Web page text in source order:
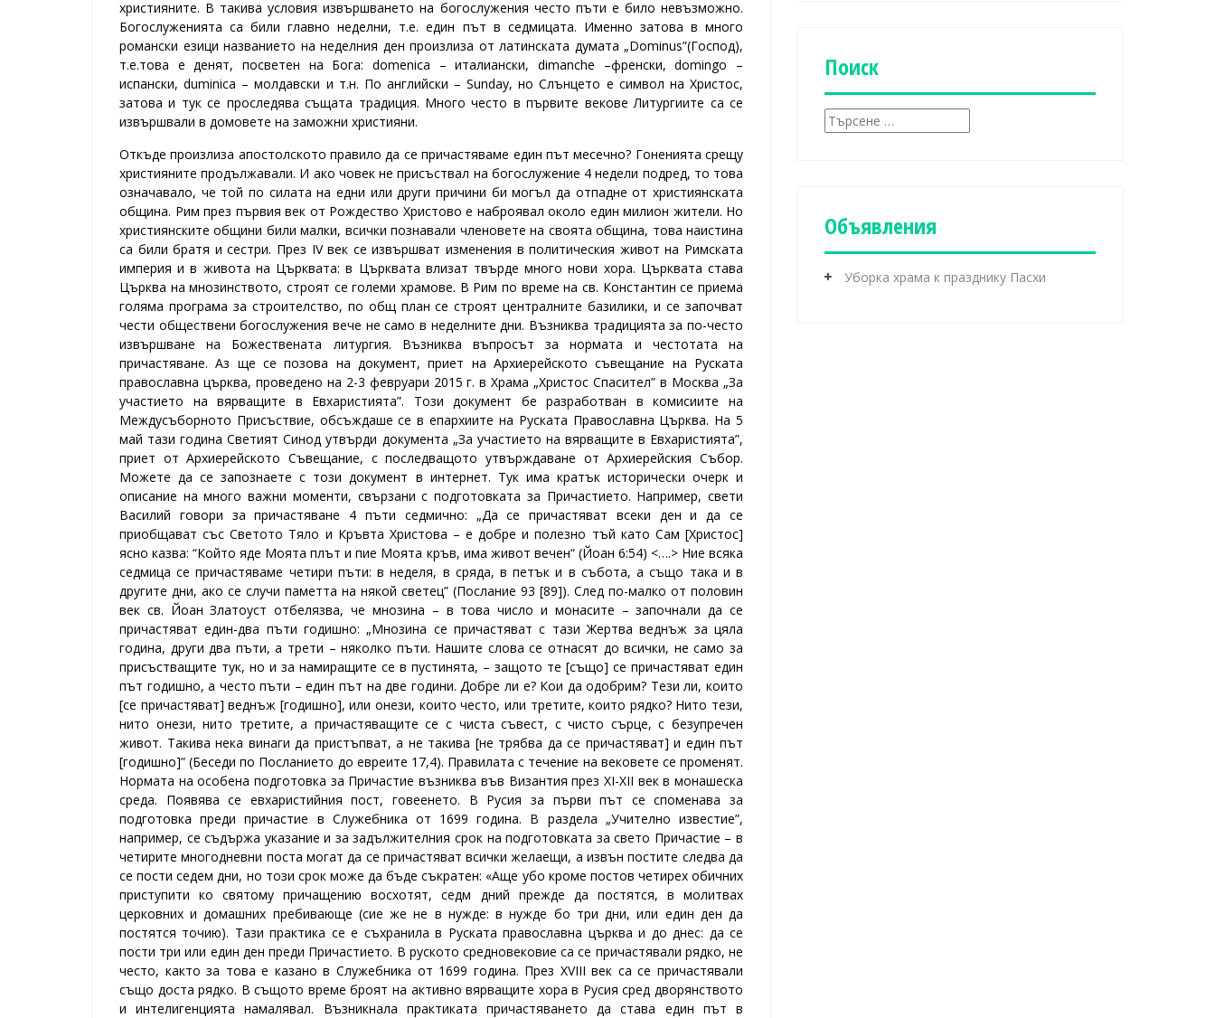
християните. В такива условия извършването на богослужения често пъти е било невъзможно.
Богослуженията са били главно неделни, т.е. един път в седмицата. Именно затова в много
романски езици названието на неделния ден произлиза от латинската думата „Dominus”(Господ),
т.е.това е денят, посветен на Бога: domenica – италиански, dimanche –френски, domingo –
испански, duminica – молдавски и т.н. По английски – Sunday, но Слънцето е символ на Христос,
затова и тук се проследява същата традиция. Много често в първите векове Литургиите са се
извършвали в домовете на заможни християни.
Откъде произлиза апостолското правило да се причастяваме един път месечно? Гоненията срещу
християните продължавали. И ако човек не присъствал на богослужение 4 недели подред, то това
означавало, че той по силата на едни или други причини би могъл да отпадне от християнската
община. Рим през първия век от Рождество Христово е наброявал около един милион жители. Но
християнските общини били малки, всички познавали членовете на своята община, това наистина
са били братя и сестри. През ІV век се извършват изменения в политическия живот на Римската
империя и в живота на Църквата: в Църквата влизат твърде много нови хора. Църквата става
Църква на мнозинството, строят се големи храмове. В Рим по време на св. Константин се приема
голяма програма за строителство, по общ план се строят централните базилики, и се започват
чести обществени богослужения вече не само в неделните дни. Възниква традицията за по-често
извършване на Божествената литургия. Възниква въпросът за нормата и честотата на
причастяване. Аз ще се позова на документ, приет на Архиерейското съвещание на Руската
православна църква, проведено на 2-3 февруари 2015 г. в Храма „Христос Спасител” в Москва „За
участието на вярващите в Евхаристията”. Този документ бе разработван в комисиите на
Междусъборното Присъствие, обсъждаше се в епархиите на Руската Православна Църква. На 5
май тази година Светият Синод утвърди документа „За участието на вярващите в Евхаристията”,
приет от Архиерейското Съвещание, с последващото утвърждаване от Архиерейския Събор.
Можете да се запознаете с този документ в интернет. Тук има кратък исторически очерк и
описание на много важни моменти, свързани с подготовката за Причастието. Например, свети
Василий говори за причастяване 4 пъти седмично: „Да се причастяват всеки ден и да се
приобщават със Светото Тяло и Кръвта Христова – е добре и полезно тъй като Сам [Христос]
ясно казва: “Който яде Моята плът и пие Моята кръв, има живот вечен“ (Йоан 6:54) <….> Ние всяка
седмица се причастяваме четири пъти: в неделя, в сряда, в петък и в събота, а също така и в
другите дни, ако се случи паметта на някой светец” (Послание 93 [89]). След по-малко от половин
век св. Йоан Златоуст отбелязва, че мнозина – в това число и монасите – започнали да се
причастяват един-два пъти годишно: „Мнозина се причастяват с тази Жертва веднъж за цяла
година, други два пъти, а трети – няколко пъти. Нашите слова се отнасят до всички, не само за
присъстващите тук, но и за намиращите се в пустинята, – защото те [също] се причастяват един
път годишно, а често пъти – един път на две години. Добре ли е? Кои да одобрим? Тези ли, които
[се причастяват] веднъж [годишно], или онези, които често, или третите, които рядко? Нито тези,
нито онези, нито третите, а причастяващите се с чиста съвест, с чисто сърце, с безупречен
живот. Такива нека винаги да пристъпват, а не такива [не трябва да се причастяват] и един път
[годишно]” (Беседи по Посланието до евреите 17,4). Правилата с течение на вековете се променят.
Нормата на особена подготовка за Причастие възниква във Византия през ХІ-ХІІ век в монашеска
среда. Появява се евхаристийния пост, говеенето.
В Русия за първи път се споменава за
подготовка преди причастие в Служебника от 1699 година. В раздела „Учително известие”,
например, се съдържа указание и за задължителния срок на подготовката за свето Причастие – в
четирите многодневни поста могат да се причастяват всички желаещи, а извън постите следва да
се пости седем дни, но този срок може да бъде съкратен: «Аще убо кроме постов четирех обичних
приступити ко святому причащению восхотят, седм дний прежде да постятся, в молитвах
церковних и домашних пребивающе (сие же не в нужде: в нужде бо три дни, или един ден да
постятся точию). Тази практика се е съхранила в Руската православна църква и до днес: да се
пости три или един ден преди Причастието. В руското средновековие са се причастявали рядко, не
често, както за това е казано в Служебника от 1699 година. През ХVІІІ век са се причастявали
също доста рядко. В същото време броят на активно вярващите хора в Русия сред дворянството
и интелигенцията намалявал. Възникнала практиката причастяването да става един път в
к
иПоиск
Т
ъ
е
з
а
Объявления
Уборка храма к празднику Пасхи